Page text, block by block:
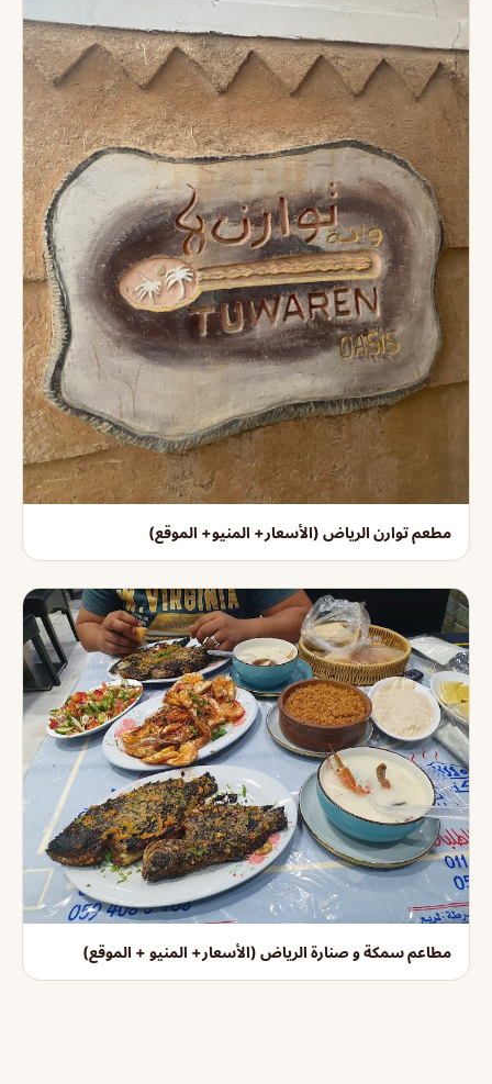
مطعم توارن الرياض (الأسعار+ المنيو+ الموقع)
مطاعم سمكة و صنارة الرياض (الأسعار+ المنيو + الموقع)